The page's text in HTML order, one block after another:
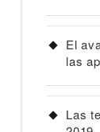
El
las
Las